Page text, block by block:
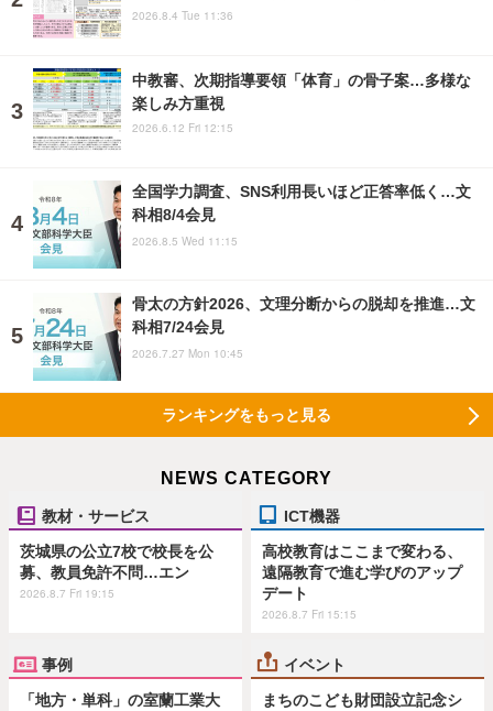
2026.8.4 Tue 11:36
中教審、次期指導要領「体育」の骨子案…多様な
楽しみ方重視
2026.6.12 Fri 12:15
全国学力調査、SNS利用長いほど正答率低く…文
科相8/4会見
2026.8.5 Wed 11:15
骨太の方針2026、文理分断からの脱却を推進…文
科相7/24会見
2026.7.27 Mon 10:45
ランキングをもっと見る
NEWS CATEGORY
教材・サービス
茨城県の公立7校で校長を公
募、教員免許不問…エン
2026.8.7 Fri 19:15
ICT機器
高校教育はここまで変わる、
遠隔教育で進む学びのアップ
デート
2026.8.7 Fri 15:15
事例
「地方・単科」の室蘭工業大
イベント
まちのこども財団設立記念シ